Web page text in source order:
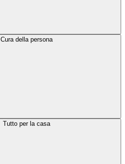
Cura della persona
Tutto per la casa